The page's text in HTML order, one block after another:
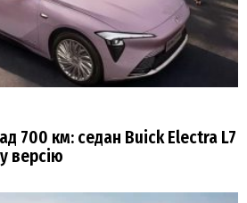
700 км: седан Buick Electra L7
версію